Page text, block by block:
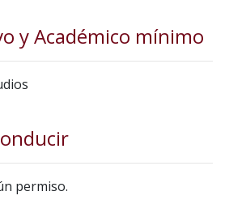
y Académico mínimo
permiso.